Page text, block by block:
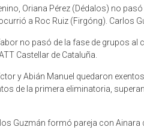
Oriana Pérez (Dédalos) no
a Roc Ruiz (Firgóng). Carlos
no pasó de la fase de grupos
Castellar de Cataluña.
y Abián Manuel quedaron
de la primera eliminatoria,
Guzmán formó pareja con